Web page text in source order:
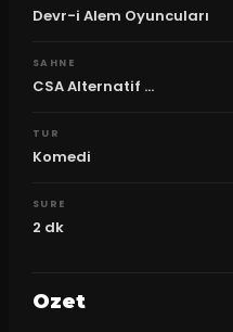
Devr-i Alem Oyuncuları
SAHNE
CSA Alternatif ...
TUR
Komedi
SURE
2 dk
Ozet